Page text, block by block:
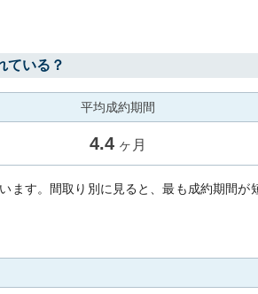
ている？
平均成約期間
4.4 ヶ月
す。間取り別に見ると、最も成約期間が